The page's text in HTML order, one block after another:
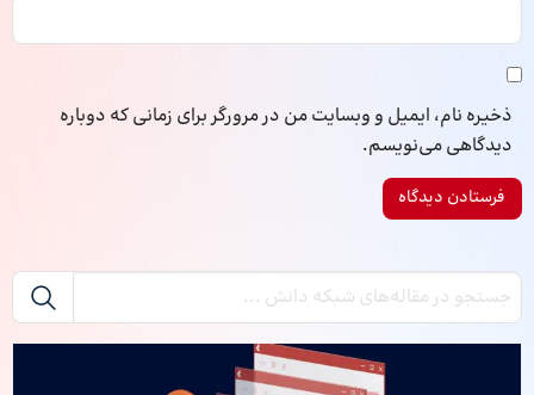
ذخیره نام، ایمیل و وبسایت من در مرورگر برای زمانی که دوباره
دیدگاهی می‌نویسم.